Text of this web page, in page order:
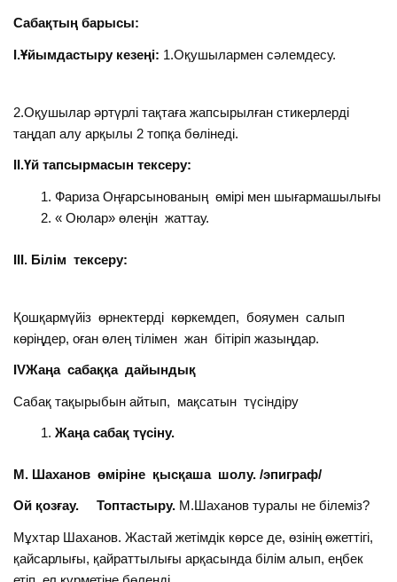
Сабақтың барысы:
І.Ұйымдастыру кезеңі: 1.Оқушылармен сәлемдесу.
2.Оқушылар әртүрлі тақтаға жапсырылған стикерлерді
таңдап алу арқылы 2 топқа бөлінеді.
ІІ.Үй тапсырмасын тексеру:
Фариза Оңғарсынованың өмірі мен шығармашылығы
« Оюлар» өлеңін жаттау.
ІІІ. Білім тексеру:
Қошқармүйіз өрнектерді көркемдеп, бояумен салып
көріңдер, оған өлең тілімен жан бітіріп жазыңдар.
ІVЖаңа сабаққа дайындық
Сабақ тақырыбын айтып, мақсатын түсіндіру
Жаңа сабақ түсіну.
М. Шаханов өміріне қысқаша шолу. /эпиграф/
Ой қозғау. Топтастыру. М.Шаханов туралы не білеміз?
Мұхтар Шаханов. Жастай жетімдік көрсе де, өзінің өжеттігі,
қайсарлығы, қайраттылығы арқасында білім алып, еңбек